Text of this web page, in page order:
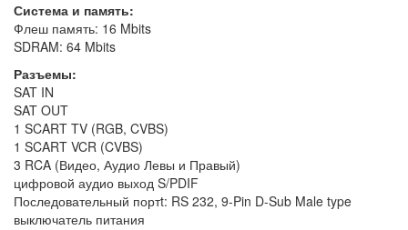
Система и память:
Флеш память: 16 Mbits
SDRAM: 64 Mbits
Разъемы:
SAT IN
SAT OUT
1 SCART TV (RGB, CVBS)
1 SCART VCR (CVBS)
3 RCA (Видео, Аудио Левы и Правый)
цифровой аудио выход S/PDIF
Последовательный портt: RS 232, 9-Pin D-Sub Male type
выключатель питания